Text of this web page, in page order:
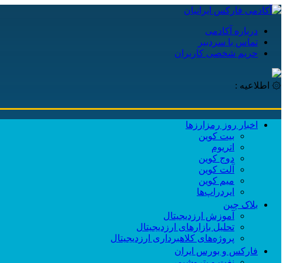
درباره آکادمی
تماس با سردبیر
حریم شخصی کاربران
۞ اطلاعیه :
اخبار روز رمزارزها
بیت کوین
اتریوم
دوج کوین
آلت کوین
میم کوین‌
ایردراپ‌ها
بلاک چین
آموزش ارزدیجیتال
تحلیل بازارهای ارزدیجیتال
پروژه‌های کلاهبرداری ارزدیجیتال
فارکس و بورس ایران